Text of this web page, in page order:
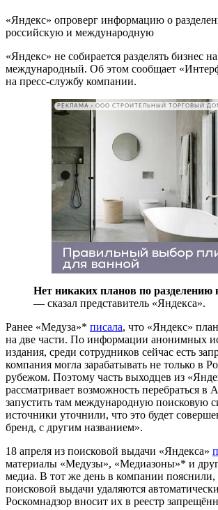
«Яндекс» опроверг информацию о
российскую и международную
«Яндекс» не собирается разделять бизнес
международный. Об этом сообщает
на пресс-службу компании.
Нет никаких планов по разделению
— сказал представитель «Яндекса».
Ранее «Медуза»* писала, что «Яндекс»
на две части. По информации анонимных
издания, среди сотрудников сейчас есть
компания могла зарабатывать не только в
рубежом. Поэтому часть выходцев из
рассматривает возможность перебраться
запустить там международную поисковую
источники уточнили, что это будет
бренд, с другим названием».
18 апреля из поисковой выдачи «Яндекса»
материалы «Медузы», «Медиазоны»* и
медиа. В тот же день в компании пояснили,
поисковой выдачи удаляются
Роскомнадзор вносит их в реестр